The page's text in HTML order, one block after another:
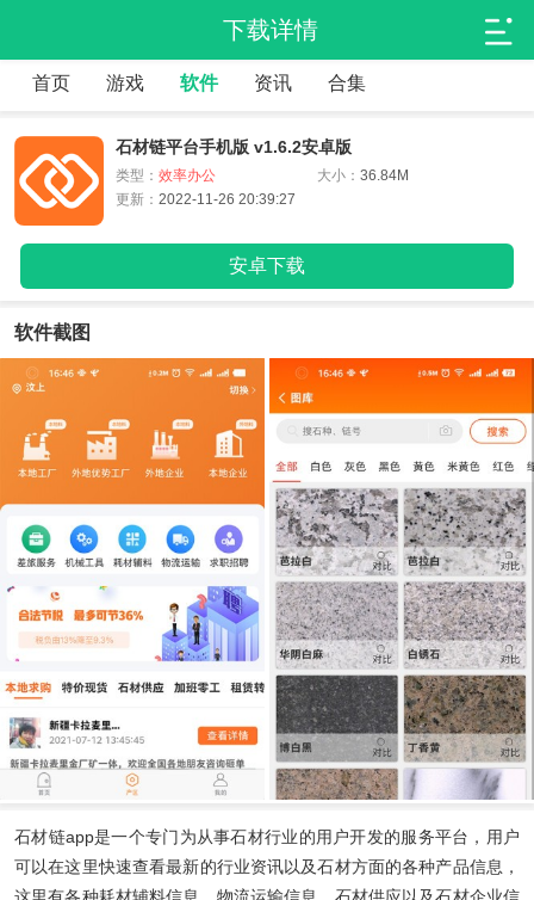
下载详情
首页 游戏 软件 资讯 合集
石材链平台手机版 v1.6.2安卓版
类型： 效率办公 大小：36.84M
更新： 2022-11-26 20:39:27
安卓下载
软件截图
石材链app是一个专门为从事石材行业的用户开发的服务平台，用户
可以在这里快速查看最新的行业资讯以及石材方面的各种产品信息，